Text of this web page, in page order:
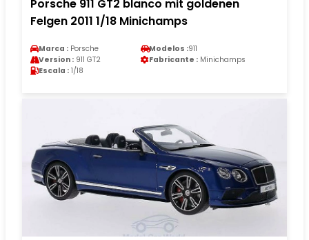
Porsche 911 GT2 blanco mit goldenen
Felgen 2011 1/18 Minichamps
Marca : Porsche Modelos :911
Version : 911 GT2 Fabricante : Minichamps
Escala : 1/18